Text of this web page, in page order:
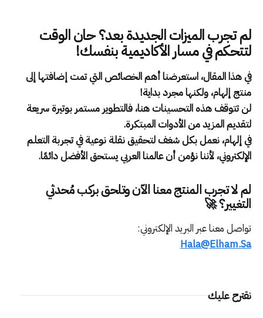
لم تجرب الميزات الجديدة بعد؟ حان الوقت
لتتحكم في مسار الأكاديمية بنفسك!
في هذا المقال، استعرضنا أهم الخصائص التي تمت إضافتها إلى
منتج إلهام، ولكنها مجرد بداية!
لن تتوقف هذه التحسينات هنا، فالتطوير مستمر بوتيرة سريعة
لتقديم المزيد من الأدوات المبتكرة.
في إلهام، نعمل بكل شغف لتحقيق نقلة نوعية في تجربة التعلم
الإلكتروني، لأننا نؤمن أن عالمنا العربي يستحق الأفضل دائمًا.
لم لا تجرب المنتج معنا الآن وتلحق بركب مُحدثي
التغيير؟ 🚀
تواصل معنا عبر البريد الإلكتروني:
Hala@Elham.Sa
نقترح عليك